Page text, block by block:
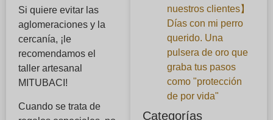
Si quiere evitar las
aglomeraciones y la
cercanía, ¡le
recomendamos el
taller artesanal
MITUBACI!
Cuando se trata de
nuestros clientes】
Días con mi perro
querido. Una
pulsera de oro que
graba tus pasos
como "protección
de por vida"
Categorías